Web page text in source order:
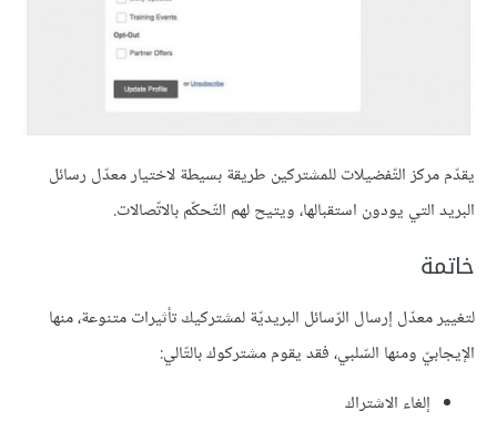
يقدّم مركز التّفضيلات للمشتركين طريقة بسيطة لاختيار معدّل رسائل
البريد التي يودون استقبالها، ويتيح لهم التّحكّم بالاتّصالات.
خاتمة
لتغيير معدّل إرسال الرّسائل البريديّة لمشتركيك تأثيرات متنوعة، منها
الإيجابيّ ومنها السّلبي، فقد يقوم مشتركوك بالتّالي:
إلغاء الاشتراك